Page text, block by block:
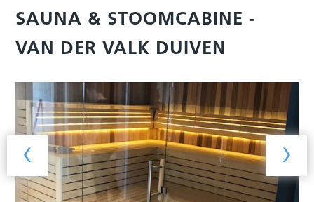
SAUNA & STOOMCABINE -
VAN DER VALK DUIVEN
‹ ›